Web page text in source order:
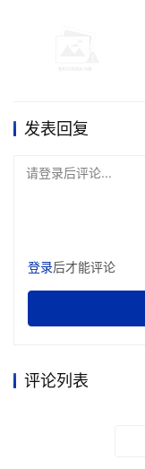
发表回复
请登录后评论...
登录后才能评论
评论列表